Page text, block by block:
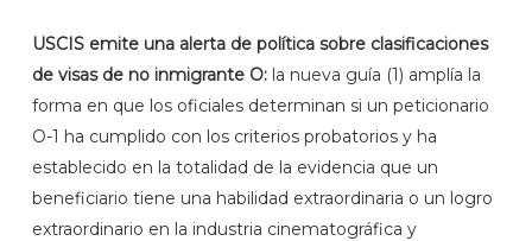
USCIS emite una alerta de política sobre clasificaciones
de visas de no inmigrante O:la nueva guía (1) amplía la
forma en que los oficiales determinan si un peticionario
O-1 ha cumplido con los criterios probatorios y ha
establecido en la totalidad de la evidencia que un
beneficiario tiene una habilidad extraordinaria o un logro
extraordinario en la industria cinematográfica y